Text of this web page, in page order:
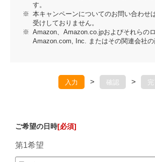
す。
本キャンペーンについてのお問い合わせ
受けしておりません。
Amazon、Amazon.co.jpおよびそれらの
Amazon.com, Inc. またはその関連会社の
入力 > 確認 > 完
ご希望の日時[必須]
第1希望